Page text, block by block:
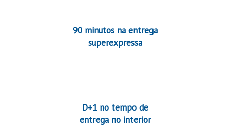
90 minutos na entrega
superexpressa
D+1 no tempo de
entrega no interior